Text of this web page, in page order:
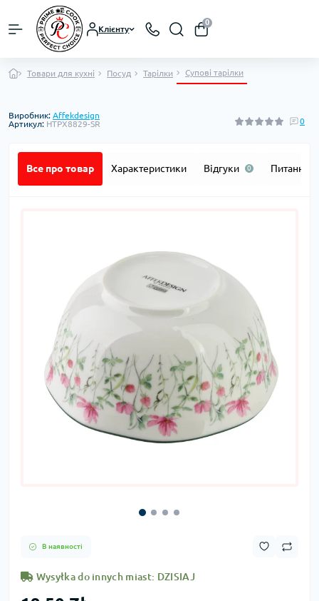
Клієнту
0
Товари для кухні Посуд Тарілки Супові тарілки
Виробник: Affekdesign
Артикул: HTPX8829-SR 0
Все про товар Характеристики Відгуки 0 Питання
В наявності
Wysyłka do innych miast: DZISIAJ